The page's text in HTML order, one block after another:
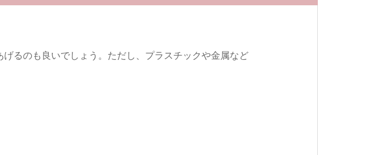
るのも良いでしょう。ただし、プラスチックや金属など